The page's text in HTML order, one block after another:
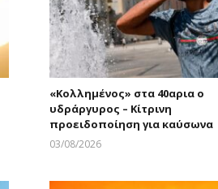
«Κολλημένος» στα 40αρια ο
υδράργυρος – Κίτρινη
προειδοποίηση για καύσωνα
03/08/2026